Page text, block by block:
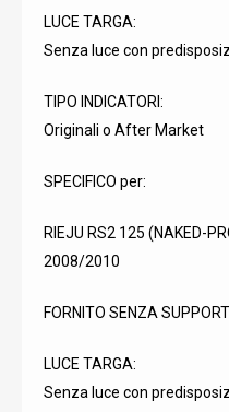
LUCE TARGA:
Senza luce con
TIPO INDICATORI:
Originali o After Market
SPECIFICO per:
RIEJU RS2 125 (NAKED-
2008/2010
FORNITO SENZA
LUCE TARGA:
Senza luce con